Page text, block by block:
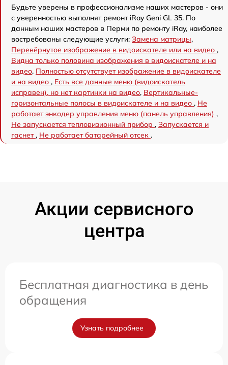
Будьте уверены в профессионализме наших мастеров - они
с уверенностью выполнят ремонт iRay Geni GL 35. По
данным наших мастеров в Перми по ремонту iRay, наиболее
востребованы следующие услуги: Замена матрицы,
Перевёрнутое изображение в видоискателе или на видео ,
Видна только половина изображения в видоискателе и на
видео, Полностью отсутствует изображение в видоискателе
и на видео , Есть все данные меню (видоискатель
исправен), но нет картинки на видео, Вертикальные-
горизонтальные полосы в видоискателе и на видео , Не
работает энкодер управления меню (панель управления) ,
Не запускается тепловизионный прибор , Запускается и
гаснет, Не работает батарейный отсек .
Акции сервисного
центра
Бесплатная диагностика в день
обращения
Узнать подробнее